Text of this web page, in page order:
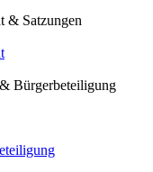
& Satzungen
Bürgerbeteiligung